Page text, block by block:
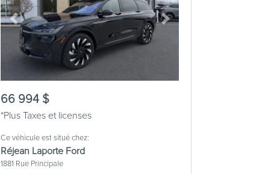
Previous Next
66 994 $
*Plus Taxes et licenses
Ce véhicule est situé chez:
Réjean Laporte Ford
1881 Rue Principale